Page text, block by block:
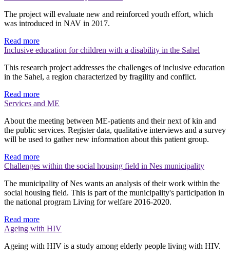
The project will evaluate new and reinforced youth effort, which
was introduced in NAV in 2017.
Read more
Inclusive education for children with a disability in the Sahel
This research project addresses the challenges of inclusive education
in the Sahel, a region characterized by fragility and conflict.
Read more
Services and ME
About the meeting between ME-patients and their next of kin and
the public services. Register data, qualitative interviews and a survey
will be used to gather new information about this patient group.
Read more
Challenges within the social housing field in Nes municipality
The municipality of Nes wants an analysis of their work within the
social housing field. This is part of the municipality's participation in
the national program Living for welfare 2016-2020.
Read more
Ageing with HIV
Ageing with HIV is a study among elderly people living with HIV.